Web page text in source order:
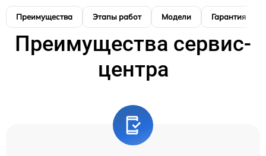
Преимущества Этапы работ Модели Гарантия
Преимущества сервис-
центра